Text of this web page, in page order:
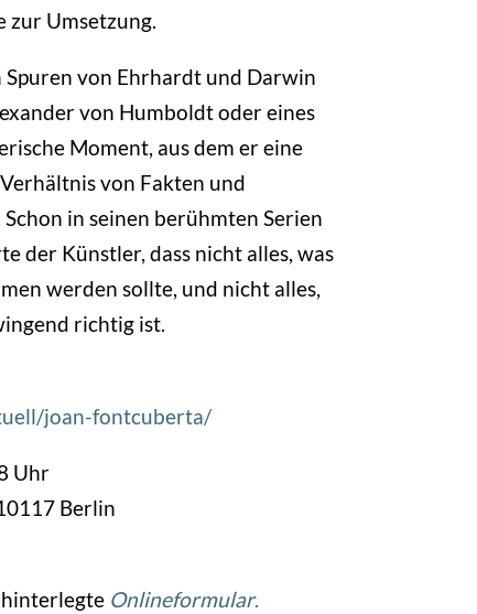
zur Umsetzung.
von Ehrhardt und Darwin
von Humboldt oder eines
Moment, aus dem er eine
von Fakten und
in seinen berühmten Serien
der Künstler, dass nicht alles, was
werden sollte, und nicht alles,
richtig ist.
joan-fontcuberta/
Uhr
Berlin
Onlineformular.